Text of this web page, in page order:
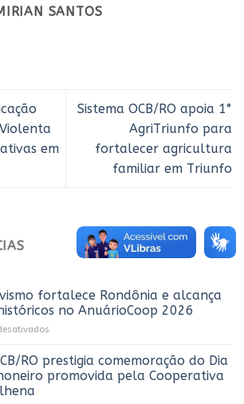
SANTOS
em
Sistema OCB/RO apoia 1°
AgriTriunfo para
fortalecer agricultura
familiar em Triunfo
fortalece Rondônia e alcança
no AnuárioCoop 2026
fortalece
Rondônia
e
RO prestigia comemoração do Dia
promovida pela Cooperativa